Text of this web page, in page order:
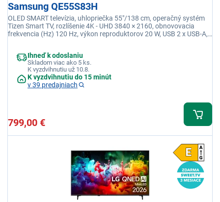
Samsung QE55S83H
OLED SMART televízia, uhlopriečka 55"/138 cm, operačný systém
Tizen Smart TV, rozlíšenie 4K - UHD 3840 × 2160, obnovovacia
frekvencia (Hz) 120 Hz, výkon reproduktorov 20 W, USB 2 x USB-A,
Ihneď k odoslaniu
Skladom viac ako 5 ks.
K vyzdvihnutiu už 10.8.
K vyzdvihnutiu do 15 minút
v 39 predajniach
799,00 €